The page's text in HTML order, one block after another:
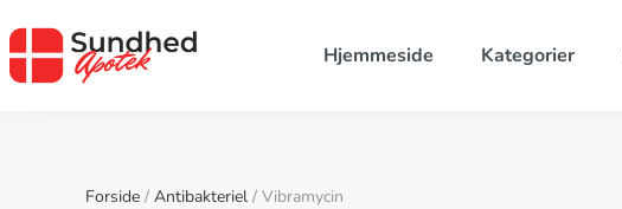
Hjemmeside Kategorier
Forside / Antibakteriel / Vibramycin